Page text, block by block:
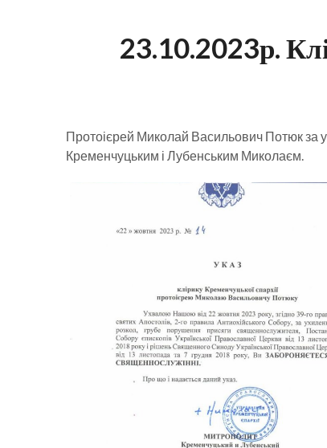
23.10.2023р.
Протоієрей Миколай Васильович Потюк за
Кременчуцьким і Лубенським Миколаєм.